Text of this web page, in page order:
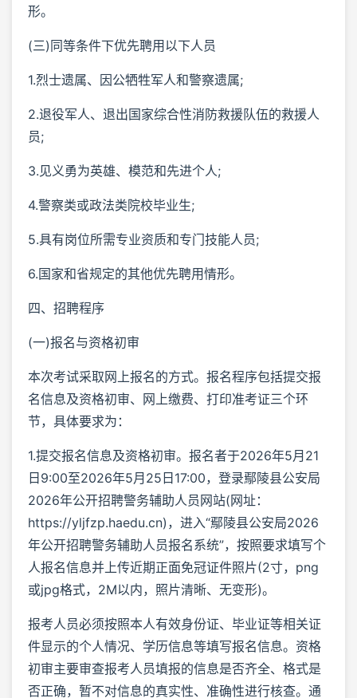
形。
(三)同等条件下优先聘用以下人员
1.烈士遗属、因公牺牲军人和警察遗属;
2.退役军人、退出国家综合性消防救援队伍的救援人
员;
3.见义勇为英雄、模范和先进个人;
4.警察类或政法类院校毕业生;
5.具有岗位所需专业资质和专门技能人员;
6.国家和省规定的其他优先聘用情形。
四、招聘程序
(一)报名与资格初审
本次考试采取网上报名的方式。报名程序包括提交报
名信息及资格初审、网上缴费、打印准考证三个环
节，具体要求为：
1.提交报名信息及资格初审。报名者于2026年5月21
日9:00至2026年5月25日17:00，登录鄢陵县公安局
2026年公开招聘警务辅助人员网站(网址：
https://yljfzp.haedu.cn)，进入“鄢陵县公安局2026
年公开招聘警务辅助人员报名系统”，按照要求填写个
人报名信息并上传近期正面免冠证件照片(2寸，png
或jpg格式，2M以内，照片清晰、无变形)。
报考人员必须按照本人有效身份证、毕业证等相关证
件显示的个人情况、学历信息等填写报名信息。资格
初审主要审查报考人员填报的信息是否齐全、格式是
否正确，暂不对信息的真实性、准确性进行核查。通